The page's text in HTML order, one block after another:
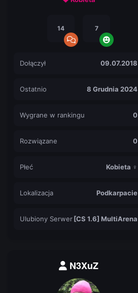
14 7
Dołączył 09.07.2018
Ostatnio 8 Grudnia 2024
Wygrane w rankingu 0
Rozwiązane 0
Płeć Kobieta ♀
Lokalizacja Podkarpacie
Ulubiony Serwer[CS 1.6] MultiArena
N3XuZ